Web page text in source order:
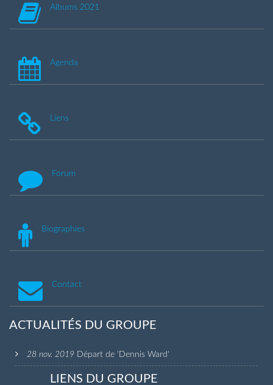
Albums 2021
Agenda
Liens
Forum
Biographies
Contact
ACTUALITÉS DU GROUPE
28 nov. 2019 Départ de 'Dennis Ward'
LIENS DU GROUPE